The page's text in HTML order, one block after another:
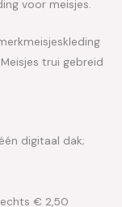
voor meisjes.
trui gebreid
digitaal dak;
€ 2,50